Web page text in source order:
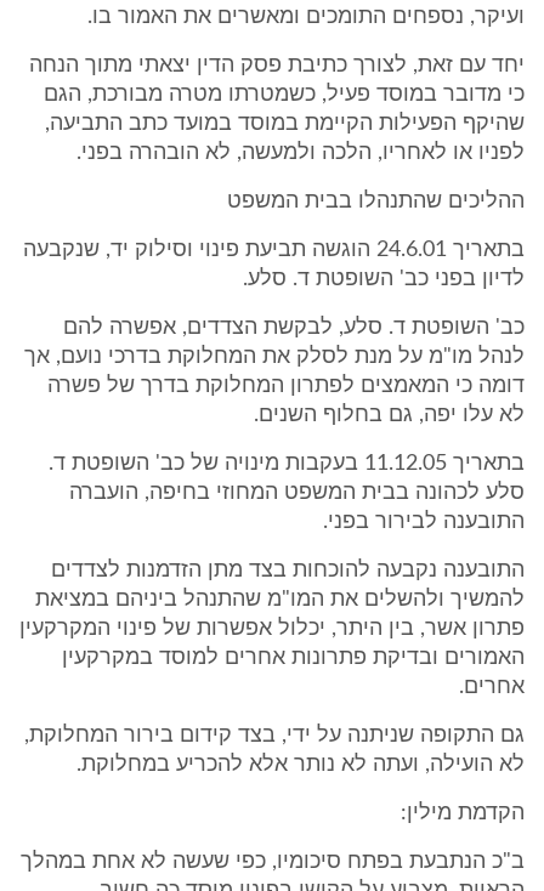
ועיקר, נספחים התומכים ומאשרים את האמור בו.
יחד עם זאת, לצורך כתיבת פסק הדין יצאתי מתוך הנחה
כי מדובר במוסד פעיל, כשמטרתו מטרה מבורכת, הגם
שהיקף הפעילות הקיימת במוסד במועד כתב התביעה,
לפניו או לאחריו, הלכה ולמעשה, לא הובהרה בפני.
ההליכים שהתנהלו בבית המשפט
בתאריך 24.6.01 הוגשה תביעת פינוי וסילוק יד, שנקבעה
לדיון בפני כב' השופטת ד. סלע.
כב' השופטת ד. סלע, לבקשת הצדדים, אפשרה להם
לנהל מו"מ על מנת לסלק את המחלוקת בדרכי נועם, אך
דומה כי המאמצים לפתרון המחלוקת בדרך של פשרה
לא עלו יפה, גם בחלוף השנים.
בתאריך 11.12.05 בעקבות מינויה של כב' השופטת ד.
סלע לכהונה בבית המשפט המחוזי בחיפה, הועברה
התובענה לבירור בפני.
התובענה נקבעה להוכחות בצד מתן הזדמנות לצדדים
להמשיך ולהשלים את המו"מ שהתנהל ביניהם במציאת
פתרון אשר, בין היתר, יכלול אפשרות של פינוי המקרקעין
האמורים ובדיקת פתרונות אחרים למוסד במקרקעין
אחרים.
גם התקופה שניתנה על ידי, בצד קידום בירור המחלוקת,
לא הועילה, ועתה לא נותר אלא להכריע במחלוקת.
הקדמת מילין:
ב"כ הנתבעת בפתח סיכומיו, כפי שעשה לא אחת במהלך